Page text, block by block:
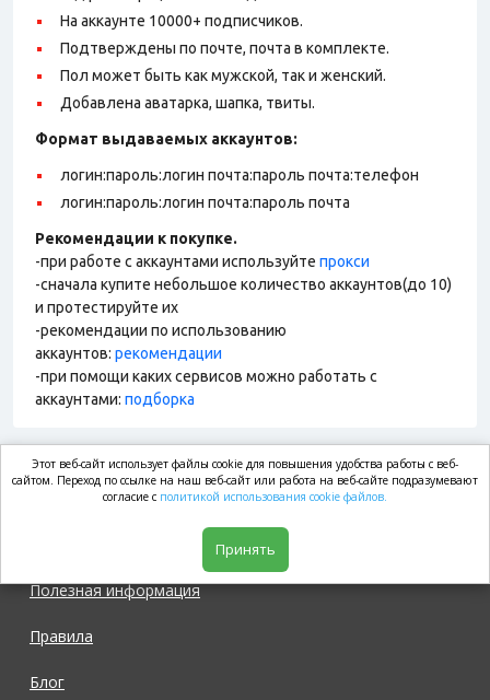
На аккаунте 10000+ подписчиков.
Подтверждены по почте, почта в комплекте.
Пол может быть как мужской, так и женский.
Добавлена аватарка, шапка, твиты.
Формат выдаваемых аккаунтов:
логин:пароль:логин почта:пароль почта:телефон
логин:пароль:логин почта:пароль почта
Рекомендации к покупке.
-при работе с аккаунтами используйте прокси
-сначала купите небольшое количество аккаунтов(до 10)
и протестируйте их
-рекомендации по использованию
аккаунтов: рекомендации
-при помощи каких сервисов можно работать с
аккаунтами: подборка
market.com
Полезная информация
Правила
Блог
Этот веб-сайт использует файлы cookie для повышения удобства работы с веб-
сайтом. Переход по ссылке на наш веб-сайт или работа на веб-сайте подразумевают
согласие с политикой использования cookie файлов.
Принять